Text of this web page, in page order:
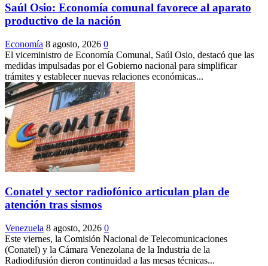
Saúl Osio: Economía comunal favorece al aparato
productivo de la nación
Economía 8 agosto, 2026 0
El viceministro de Economía Comunal, Saúl Osio, destacó que las
medidas impulsadas por el Gobierno nacional para simplificar
trámites y establecer nuevas relaciones económicas...
Conatel y sector radiofónico articulan plan de
atención tras sismos
Venezuela 8 agosto, 2026 0
Este viernes, la Comisión Nacional de Telecomunicaciones
(Conatel) y la Cámara Venezolana de la Industria de la
Radiodifusión dieron continuidad a las mesas técnicas...